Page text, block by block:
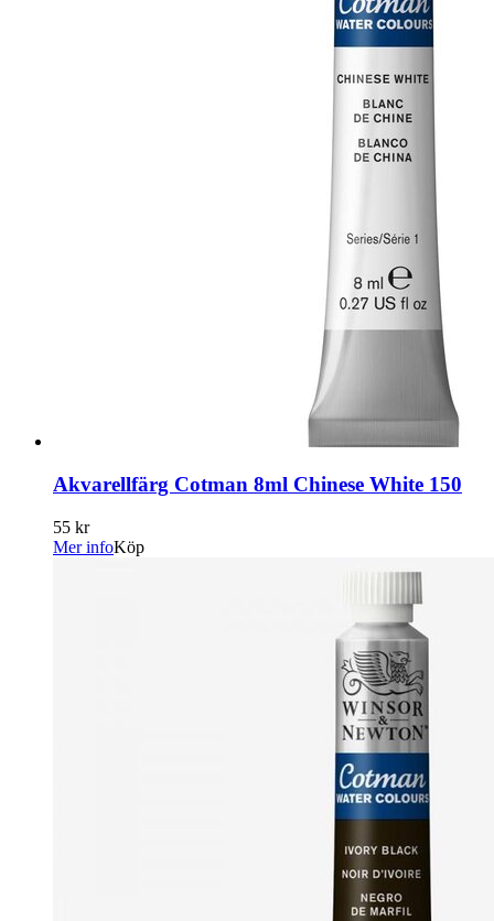
Akvarellfärg Cotman 8ml Chinese White 150
55 kr
Mer infoKöp